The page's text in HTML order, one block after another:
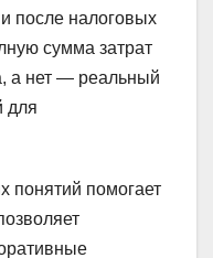
после налоговых
сумма затрат
а нет — реальный
для
понятий помогает